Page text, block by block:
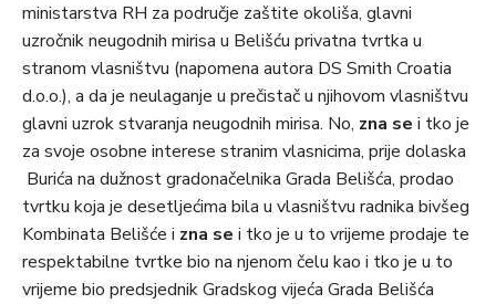
ministarstva RH za područje zaštite okoliša, glavni
uzročnik neugodnih mirisa u Belišću privatna tvrtka u
stranom vlasništvu (napomena autora DS Smith Croatia
d.o.o.), a da je neulaganje u prečistač u njihovom vlasništvu
glavni uzrok stvaranja neugodnih mirisa. No, zna se i tko je
za svoje osobne interese stranim vlasnicima, prije dolaska
Burića na dužnost gradonačelnika Grada Belišća, prodao
tvrtku koja je desetljećima bila u vlasništvu radnika bivšeg
Kombinata Belišće i zna se i tko je u to vrijeme prodaje te
respektabilne tvrtke bio na njenom čelu kao i tko je u to
vrijeme bio predsjednik Gradskog vijeća Grada Belišća